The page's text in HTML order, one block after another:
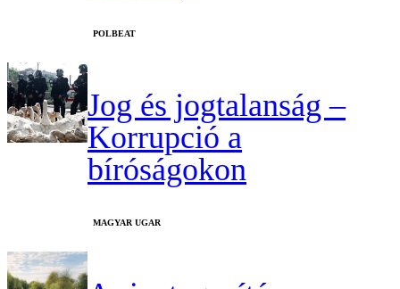
‎POLBEAT
Jog és jogtalanság –
Korrupció a
bíróságokon
MAGYAR UGAR